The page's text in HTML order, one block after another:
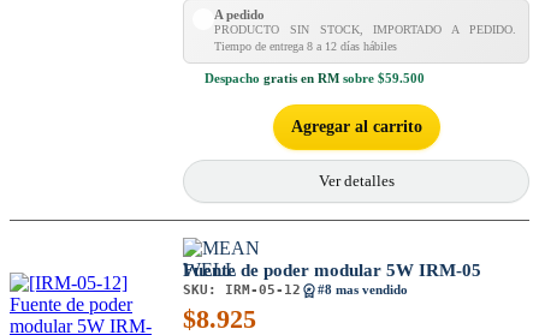
A pedido
PRODUCTO SIN STOCK, IMPORTADO A PEDIDO.
Tiempo de entrega 8 a 12 días hábiles
Despacho gratis en RM sobre $59.500
Agregar al carrito
Ver detalles
Fuente de poder modular 5W IRM-05
SKU: IRM-05-12 #8 mas vendido
$8.925